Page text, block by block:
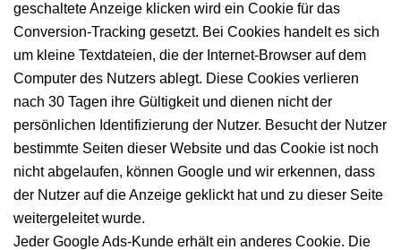
geschaltete Anzeige klicken wird ein Cookie für das
Conversion-Tracking gesetzt. Bei Cookies handelt es sich
um kleine Textdateien, die der Internet-Browser auf dem
Computer des Nutzers ablegt. Diese Cookies verlieren
nach 30 Tagen ihre Gültigkeit und dienen nicht der
persönlichen Identifizierung der Nutzer. Besucht der Nutzer
bestimmte Seiten dieser Website und das Cookie ist noch
nicht abgelaufen, können Google und wir erkennen, dass
der Nutzer auf die Anzeige geklickt hat und zu dieser Seite
weitergeleitet wurde.
Jeder Google Ads-Kunde erhält ein anderes Cookie. Die